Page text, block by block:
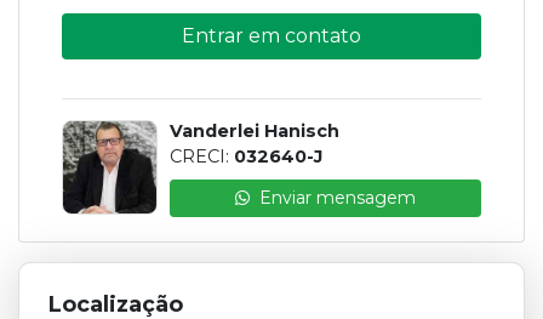
Entrar em contato
Vanderlei Hanisch
CRECI: 032640-J
Enviar mensagem
Localização